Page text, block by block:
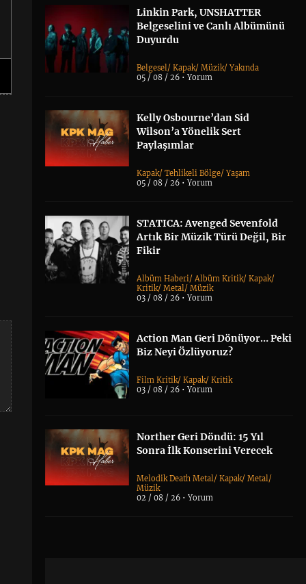
Linkin Park, UNSHATTER
Belgeselini ve Canlı Albümünü
Duyurdu
Belgesel/Kapak/Müzik/Yakında
05 / 08 / 26 •Yorum
Kelly Osbourne’dan Sid
Wilson’a Yönelik Sert
Paylaşımlar
Kapak/Tehlikeli Bölge/Yaşam
05 / 08 / 26 •Yorum
STATICA: Avenged Sevenfold
Artık Bir Müzik Türü Değil, Bir
Fikir
Albüm Haberi/Albüm Kritik/Kapak/
Kritik/Metal/Müzik
03 / 08 / 26 •Yorum
Action Man Geri Dönüyor… Peki
Biz Neyi Özlüyoruz?
Film Kritik/Kapak/Kritik
03 / 08 / 26 •Yorum
Norther Geri Döndü: 15 Yıl
Sonra İlk Konserini Verecek
Melodik Death Metal/Kapak/Metal/
Müzik
02 / 08 / 26 •Yorum